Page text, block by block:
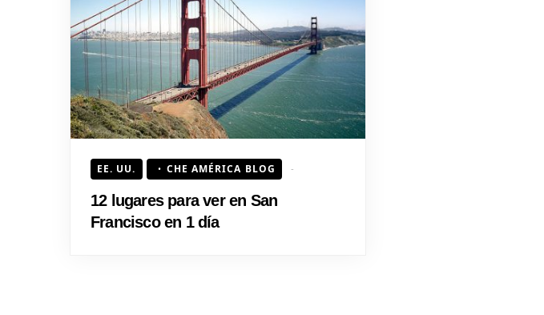
EE. UU. CHE AMÉRICA BLOG
12 lugares para ver en San
Francisco en 1 día